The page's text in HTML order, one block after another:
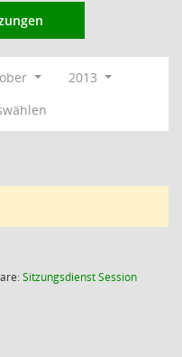
2013
SitzungsdienstSession(Wird in